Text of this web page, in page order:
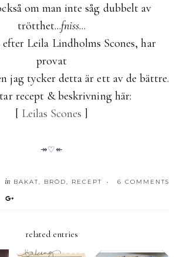
om man inte såg dubbelt av
trötthet...fniss...
efter Leila Lindholms Scones, har
provat
jag tycker detta är ett av de bättre.
recept & beskrivning här:
[ Leilas Scones ]
↠♡↞
in BAKAT, BRÖD, RECEPT • 6 COMMENTS
related entries